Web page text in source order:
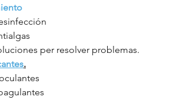
per resolver problemas.
.